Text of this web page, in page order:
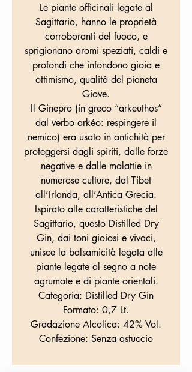
Le piante officinali legate al
Sagittario, hanno le proprietà
corroboranti del fuoco, e
sprigionano aromi speziati, caldi e
profondi che infondono gioia e
ottimismo, qualità del pianeta
Giove.
Il Ginepro (in greco “arkeuthos”
dal verbo arkéo: respingere il
nemico) era usato in antichità per
proteggersi dagli spiriti, dalle forze
negative e dalle malattie in
numerose culture, dal Tibet
all’Irlanda, all’Antica Grecia.
Ispirato alle caratteristiche del
Sagittario, questo Distilled Dry
Gin, dai toni gioiosi e vivaci,
unisce la balsamicità legata alle
piante legate al segno a note
agrumate e di piante orientali.
Categoria: Distilled Dry Gin
Formato: 0,7 Lt.
Gradazione Alcolica: 42% Vol.
Confezione: Senza astuccio